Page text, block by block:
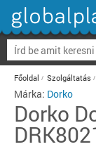
Főoldal Szolgáltatás
Márka: Dorko
Dorko